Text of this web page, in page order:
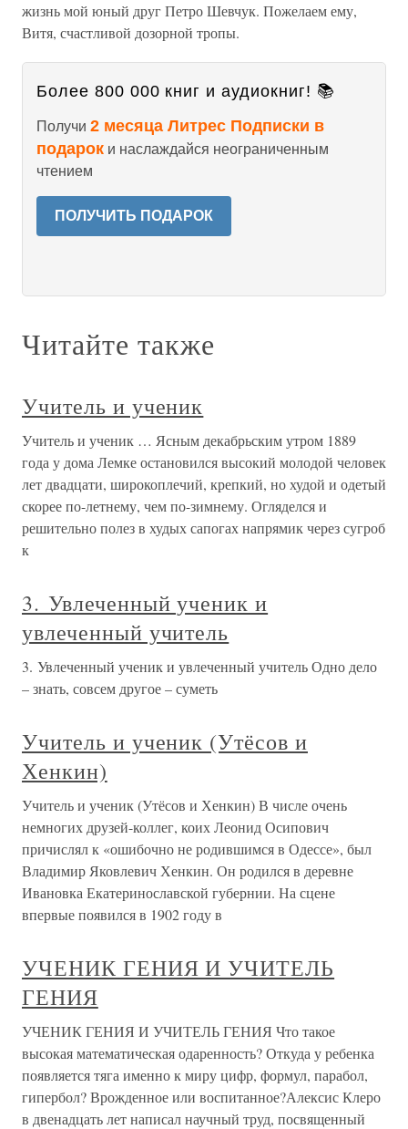
жизнь мой юный друг Петро Шевчук. Пожелаем ему,
Витя, счастливой дозорной тропы.
Более 800 000 книг и аудиокниг! 📚
Получи 2 месяца Литрес Подписки в
подарок и наслаждайся неограниченным
чтением
ПОЛУЧИТЬ ПОДАРОК
Читайте также
Учитель и ученик
Учитель и ученик … Ясным декабрьским утром 1889
года у дома Лемке остановился высокий молодой человек
лет двадцати, широкоплечий, крепкий, но худой и одетый
скорее по-летнему, чем по-зимнему. Огляделся и
решительно полез в худых сапогах напрямик через сугроб
к
3. Увлеченный ученик и
увлеченный учитель
3. Увлеченный ученик и увлеченный учитель Одно дело
– знать, совсем другое – суметь
Учитель и ученик (Утёсов и
Хенкин)
Учитель и ученик (Утёсов и Хенкин) В числе очень
немногих друзей-коллег, коих Леонид Осипович
причислял к «ошибочно не родившимся в Одессе», был
Владимир Яковлевич Хенкин. Он родился в деревне
Ивановка Екатеринославской губернии. На сцене
впервые появился в 1902 году в
УЧЕНИК ГЕНИЯ И УЧИТЕЛЬ
ГЕНИЯ
УЧЕНИК ГЕНИЯ И УЧИТЕЛЬ ГЕНИЯ Что такое
высокая математическая одаренность? Откуда у ребенка
появляется тяга именно к миру цифр, формул, парабол,
гипербол? Врожденное или воспитанное?Алексис Клеро
в двенадцать лет написал научный труд, посвященный